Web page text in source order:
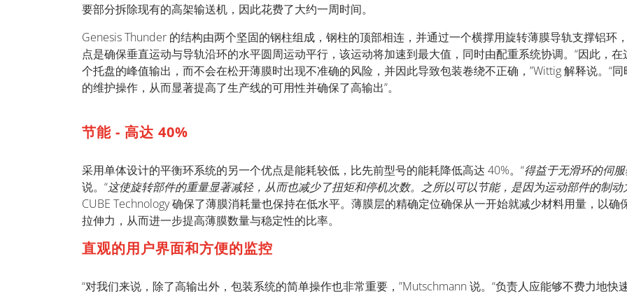
要部分拆除现有的高架输送机，因此花费了大约一周时间。
Genesis Thunder 的结构由两个坚固的钢柱组成，钢柱的顶部相连，并通过一个横撑用旋转薄膜导轨支撑铝环
点是确保垂直运动与导轨沿环的水平圆周运动平行，该运动将加速到最大值，同时由配重系统协调。“因此，
个托盘的峰值输出，而不会在松开薄膜时出现不准确的风险，并因此导致包装卷绕不正确，”Wittig 解释说。“
的维护操作，从而显著提高了生产线的可用性并确保了高输出”。
节能 - 高达 40%
采用单体设计的平衡环系统的另一个优点是能耗较低，比先前型号的能耗降低高达 40%。“得益于无滑环的伺
说。“这使旋转部件的重量显著减轻，从而也减少了扭矩和停机次数。之所以可以节能，是因为运动部件的制动
CUBE Technology 确保了薄膜消耗量也保持在低水平。薄膜层的精确定位确保从一开始就减少材料用量，以
拉伸力，从而进一步提高薄膜数量与稳定性的比率。
直观的用户界面和方便的监控
“对我们来说，除了高输出外，包装系统的简单操作也非常重要，”Mutschmann 说。“负责人应能够不费力地快